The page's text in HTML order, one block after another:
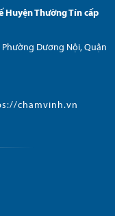
Huyện Thường Tín cấp
Phường Dương Nội, Quận
chamvinh.vn